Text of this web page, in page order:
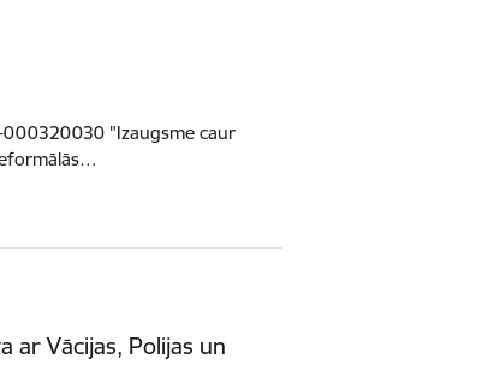
000320030 "Izaugsme caur
ar Vācijas, Polijas un